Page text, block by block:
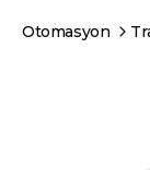
Otomasyon